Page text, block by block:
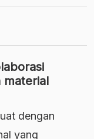
material
dengan
yang